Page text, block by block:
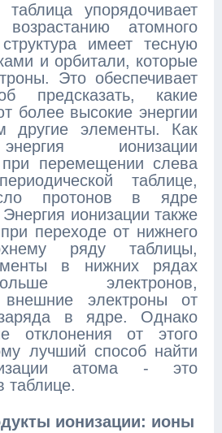
таблица упорядочивает
атомного
имеет тесную
и орбитали, которые
Это обеспечивает
предсказать, какие
более высокие энергии
другие элементы. Как
ионизации
при перемещении слева
таблице,
протонов в ядре
ионизации также
переходе от нижнего
ряду таблицы,
в нижних рядах
электронов,
внешние электроны от
заряда в ядре. Однако
отклонения от этого
лучший способ найти
атома - это
таблице.
ионизации: ионы